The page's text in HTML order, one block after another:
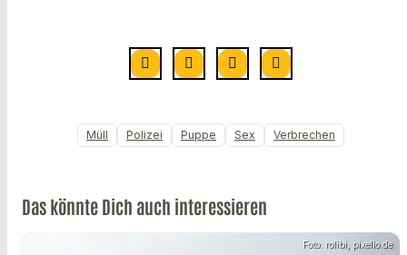
Müll Polizei Puppe Sex Verbrechen
Das könnte Dich auch interessieren
Foto: rolibi, pixelio.de